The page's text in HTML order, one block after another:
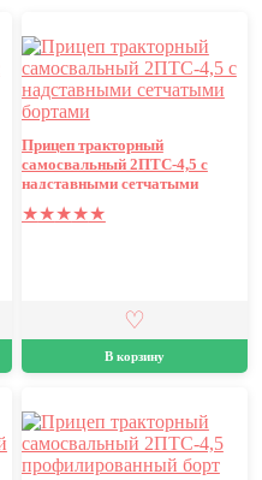
Прицеп тракторный
самосвальный 2ПТС-4,5 с
надставными сетчатыми
бортами
★★★★★
В корзину